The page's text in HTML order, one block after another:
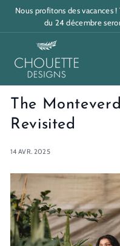
Nous profitons des vacances
du 24 décembre
h
o
u
e
e
D
e
s
The
Revisited
14 AVR. 2025